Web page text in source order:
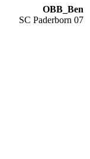
OBB_Ben
SC Paderborn 07